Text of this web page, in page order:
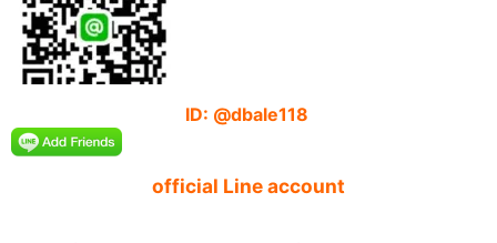
ID: @dbale118
official Line account